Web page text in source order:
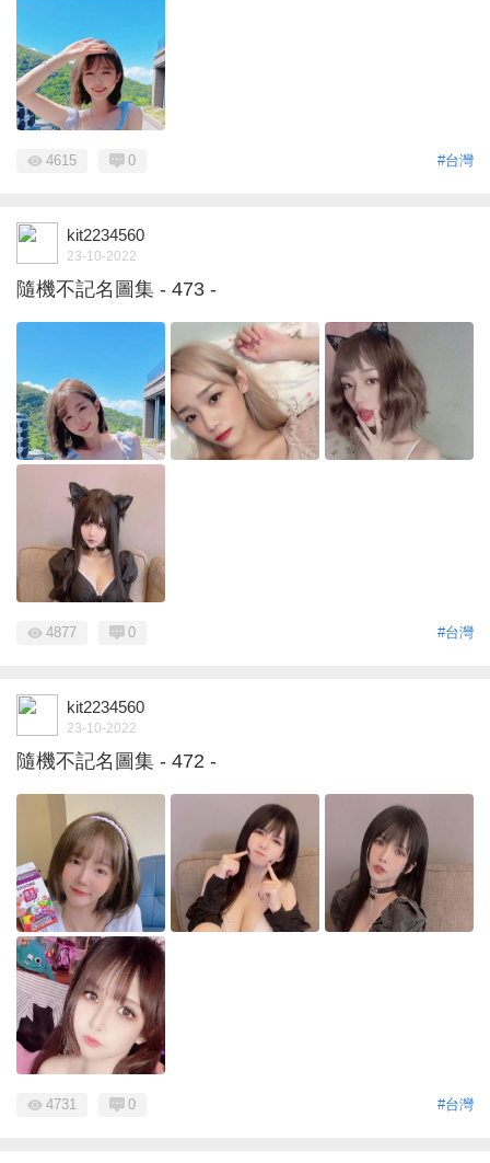
#台灣
4615 0
kit2234560
23-10-2022
隨機不記名圖集 - 473 -
#台灣
4877 0
kit2234560
23-10-2022
隨機不記名圖集 - 472 -
#台灣
4731 0